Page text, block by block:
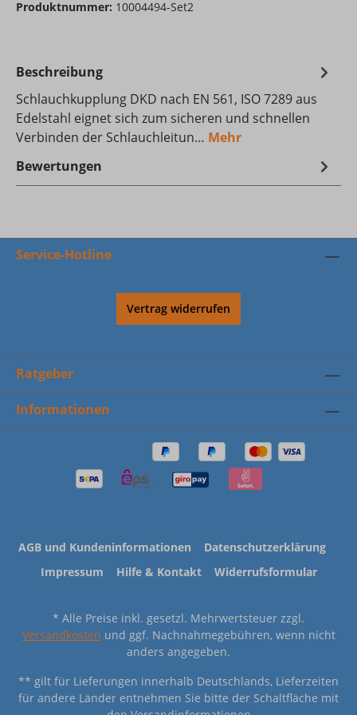
Produktnummer: 10004494-Set2
Beschreibung
Schlauchkupplung DKD nach EN 561, ISO 7289 aus
Edelstahl eignet sich zum sicheren und schnellen
Verbinden der Schlauchleitun… Mehr
Bewertungen
Service-Hotline
Vertrag widerrufen
Ratgeber
Informationen
AGB und Kundeninformationen
Datenschutzerklärung
Impressum
Hilfe & Kontakt Widerrufsformular
* Alle Preise inkl. gesetzl. Mehrwertsteuer zzgl.
Versandkosten und ggf. Nachnahmegebühren, wenn nicht
anders angegeben.
** gilt für Lieferungen innerhalb Deutschlands, Lieferzeiten
für andere Länder entnehmen Sie bitte der Schaltfläche mit